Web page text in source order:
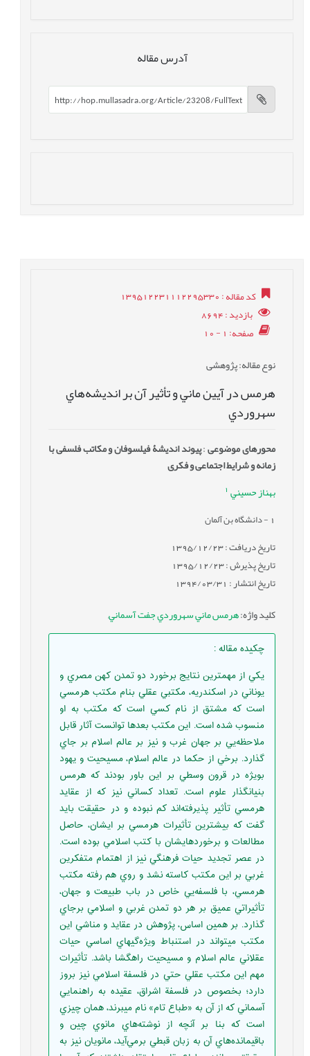
آدرس مقاله
کد مقاله: 139512231112295330
بازدید: 8694
صفحه: 1 - 10
نوع مقاله: پژوهشی
هرمس در آيين ماني و تأثير آن بر انديشه‌هاي
سهروردي
محورهای موضوعی:پیوند اندیشۀ فیلسوفان و مکاتب فلسفی با
زمانه و شرایط اجتماعی و فکری
بهناز حسيني
- دانشگاه بن آلمان
تاریخ دریافت : 1395/12/23
تاریخ پذیرش : 1395/12/23
تاریخ انتشار : 1394/03/31
کلید واژه:هرمس ماني سهروردي جفت آسماني,
چکیده مقاله:
يکي از مهمترين نتايج برخورد دو تمدن کهن مصري و
يوناني در اسکندريه، مکتبي عقلي بنام مكتب هرمسي
است که مشتق از نام کسي است که مکتب به او
منسوب شده است. اين مکتب بعدها توانست آثار قابل
ملاحظه‌يي بر جهان غرب و نيز بر عالم اسلام بر جاي
گذارد. برخي از حكما در عالم اسلام، مسيحيت و يهود
بويژه در قرون وسطي بر اين باور بودند که هرمس
بنيانگذار علوم است. تعداد كساني نيز که از عقايد
هرمسي تأثير پذيرفته‌اند کم نبوده و در حقيقت بايد
گفت که بيشترين تأثيرات هرمسي بر ايشان، حاصل
مطالعات و برخوردهايشان با کتب اسلامي بوده است.
در عصر تجديد حيات فرهنگي نيز از اهتمام متفکرين
غربي بر اين مکتب کاسته نشد و روي هم رفته مكتب
هرمسي، با فلسفه‌يي خاص در باب طبيعت و جهان،
تأثيراتي عميق بر هر دو تمدن غربي و اسلامي برجاي
گذارد. بر همين اساس، پژوهش در عقايد و مناشي اين
مکتب ميتواند در استنباط ويژه‌گيهاي اساسي حيات
عقلاني عالم اسلام و مسيحيت راهگشا باشد. تأثيرات
مهم اين مکتب عقلي حتي در فلسفة اسلامي نيز بروز
دارد؛ بخصوص در فلسفة اشراق، عقيده به راهنمايي
آسماني که از آن به «طباع تام» نام ميبرند، همان چيزي
است که بنا بر آنچه از نوشته‌هاي مانوي چين و
باقيمانده‌هاي آن به زبان قبطي برمي‌آيد، مانويان نيز به